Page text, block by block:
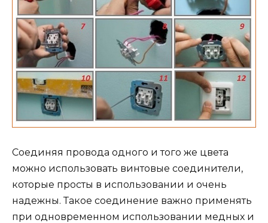
Соединяя провода одного и того же цвета
можно использовать винтовые соединители,
которые просты в использовании и очень
надежны. Такое соединение важно применять
при одновременном использовании медных и